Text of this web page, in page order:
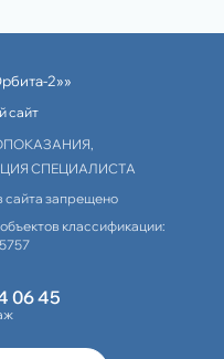
2»»
сайт
СПЕЦИАЛИСТА
сайта запрещено
классификации:
06 45